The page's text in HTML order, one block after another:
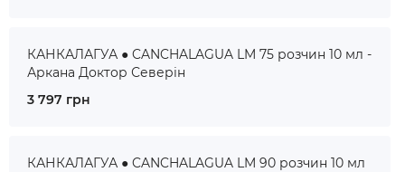
КАНКАЛАГУА ● CANCHALAGUA LM 75 розчин 10 мл -
Аркана Доктор Северін
3 797 грн
КАНКАЛАГУА ● CANCHALAGUA LM 90 розчин 10 мл